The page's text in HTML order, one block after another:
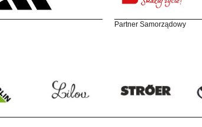
Partner Samorządowy